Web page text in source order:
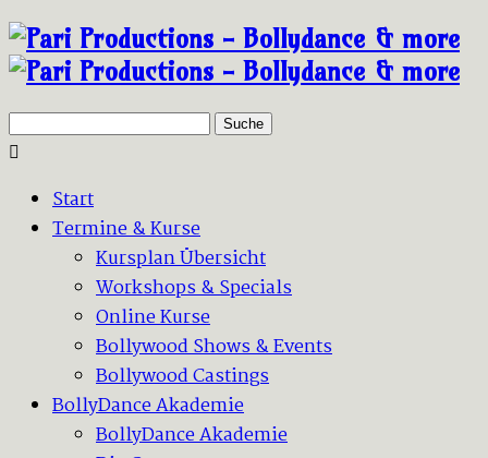
Suche
Start
Termine & Kurse
Kursplan Übersicht
Workshops & Specials
Online Kurse
Bollywood Shows & Events
Bollywood Castings
BollyDance Akademie
BollyDance Akademie